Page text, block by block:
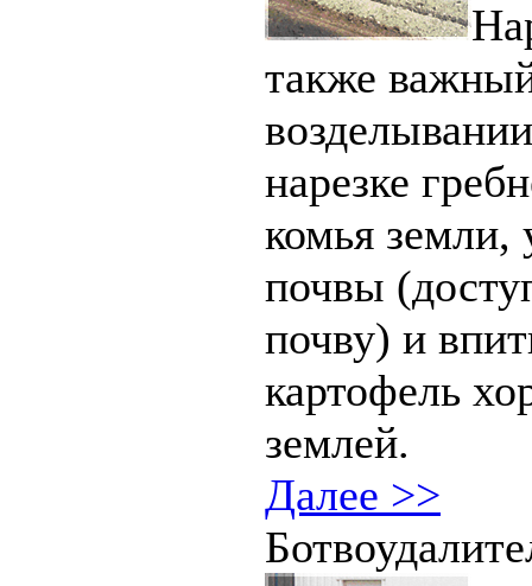
также
нарезке
комья земли,
почвы
почву) и
картофель
землей.
Далее >>